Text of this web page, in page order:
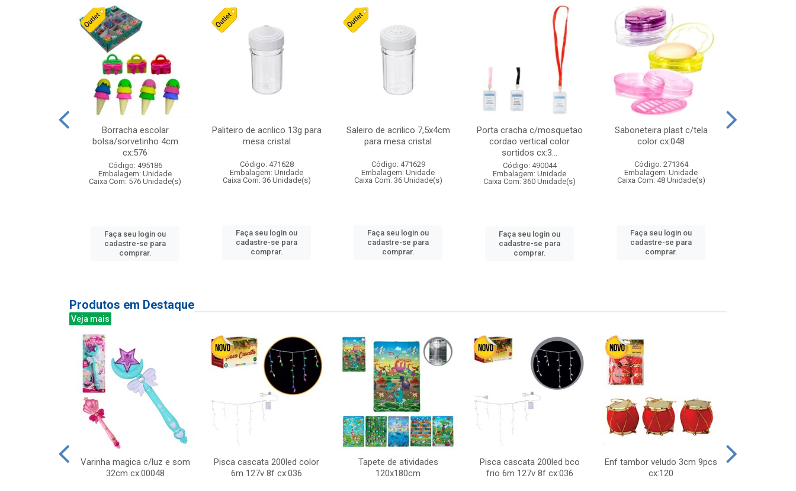
Borracha escolar
bolsa/sorvetinho 4cm
cx:576
Código: 495186
Embalagem: Unidade
Caixa Com: 576 Unidade(s)
Faça seu login ou
cadastre-se para
comprar.
Paliteiro de acrilico 13g para
mesa cristal
Código: 471628
Embalagem: Unidade
Caixa Com: 36 Unidade(s)
Faça seu login ou
cadastre-se para
comprar.
Saleiro de acrilico 7,5x4cm
para mesa cristal
Código: 471629
Embalagem: Unidade
Caixa Com: 36 Unidade(s)
Faça seu login ou
cadastre-se para
comprar.
Porta cracha c/mosquetao
cordao vertical color
sortidos cx:3...
Código: 490044
Embalagem: Unidade
Caixa Com: 360 Unidade(s)
Faça seu login ou
cadastre-se para
comprar.
Saboneteira plast c/tela
color cx:048
Código: 271364
Embalagem: Unidade
Caixa Com: 48 Unidade(s)
Faça seu login ou
cadastre-se para
comprar.
Produtos em Destaque
Veja mais
Varinha magica c/luz e som
32cm cx:00048
Pisca cascata 200led color
6m 127v 8f cx:036
Tapete de atividades
120x180cm
Pisca cascata 200led bco
frio 6m 127v 8f cx:036
Enf tambor veludo 3cm 9pcs
cx:120